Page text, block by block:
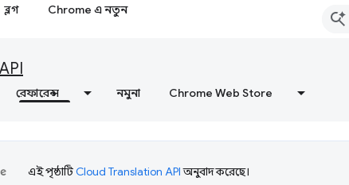
ব্লগ Chrome এ নতুন
API
রেফারেন্স নমুনা Chrome Web Store
এই পৃষ্ঠাটিCloud Translation APIঅনুবাদ করেছে।